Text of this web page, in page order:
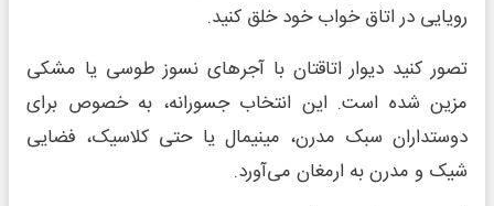
رویایی در اتاق خواب خود خلق کنید.
تصور کنید دیوار اتاقتان با آجرهای نسوز طوسی یا مشکی
مزین شده است. این انتخاب جسورانه، به خصوص برای
دوستداران سبک مدرن، مینیمال یا حتی کلاسیک، فضایی
شیک و مدرن به ارمغان می‌آورد.